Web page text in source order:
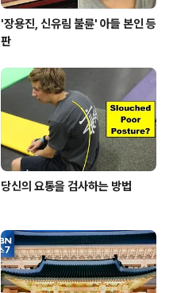
'장용진, 신유림 불륜' 아들 본인 등
판
당신의 요통을 검사하는 방법